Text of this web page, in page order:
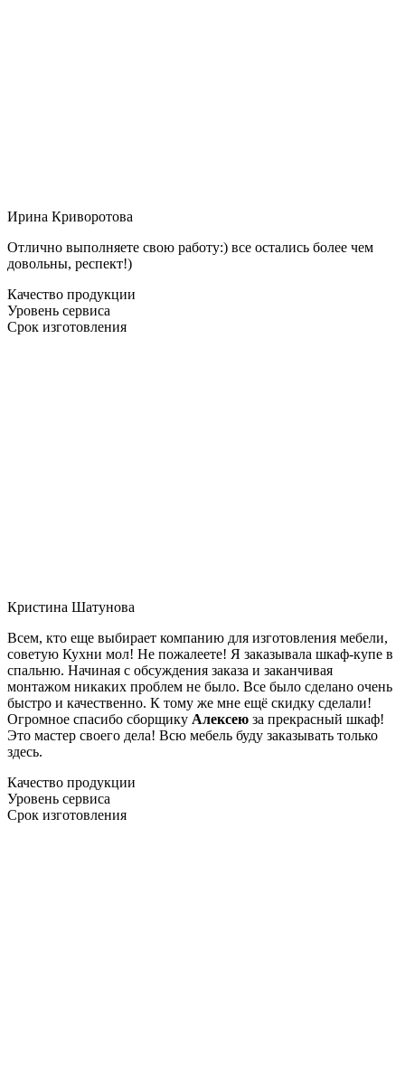
Ирина Криворотова
Отлично выполняете свою работу:) все остались более чем
довольны, респект!)
Качество продукции
Уровень сервиса
Срок изготовления
Кристина Шатунова
Всем, кто еще выбирает компанию для изготовления мебели,
советую Кухни мол! Не пожалеете! Я заказывала шкаф-купе в
спальню. Начиная с обсуждения заказа и заканчивая
монтажом никаких проблем не было. Все было сделано очень
быстро и качественно. К тому же мне ещё скидку сделали!
Огромное спасибо сборщику Алексею за прекрасный шкаф!
Это мастер своего дела! Всю мебель буду заказывать только
здесь.
Качество продукции
Уровень сервиса
Срок изготовления